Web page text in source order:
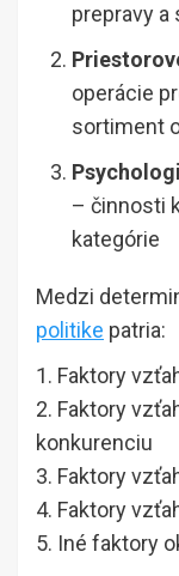
prepravy a
operácie
sortiment
– činnosti
kategórie
Medzi
politike patria:
1. Faktory
2. Faktory
konkurenciu
3. Faktory
4. Faktory
5. Iné faktory